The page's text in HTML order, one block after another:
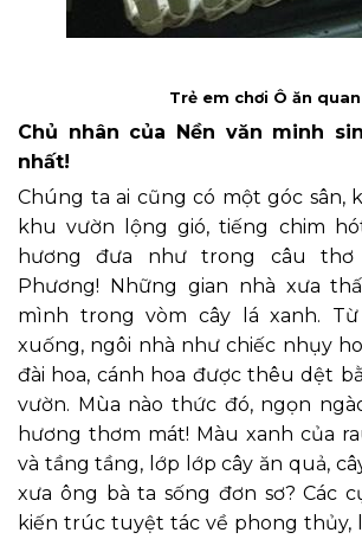
Trẻ em chơi Ô ăn quan
Chủ nhân của Nền văn minh
nhất!
Chúng ta ai cũng có một góc sân,
khu vườn lộng gió, tiếng chim
hương đưa như trong câu thơ
Phương! Những gian nhà xưa
mình trong vòm cây lá xanh.
xuống, ngôi nhà như chiếc nhụy
đài hoa, cánh hoa được thêu dệt
vườn. Mùa nào thức đó, ngọn
hương thơm mát! Màu xanh của
và tầng tầng, lớp lớp cây ăn quả,
xưa ông bà ta sống đơn sơ? Các
kiến trúc tuyệt tác về phong thủy,